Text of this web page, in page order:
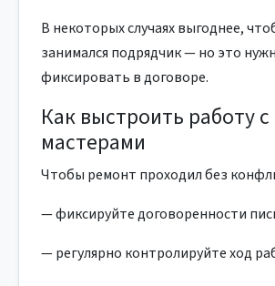
В некоторых случаях выгоднее,
занимался подрядчик — но это
фиксировать в договоре.
Как выстроить работу с
мастерами
Чтобы ремонт проходил без
— фиксируйте договоренности
— регулярно контролируйте ход